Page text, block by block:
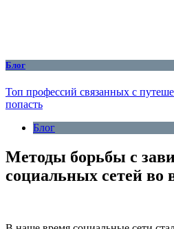
Блог
Топ профессий связанных с
попасть
Блог
Методы борьбы с
социальных сетей во